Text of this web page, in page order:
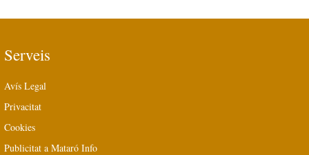
Serveis
Avís Legal
Privacitat
Cookies
Publicitat a Mataró Info